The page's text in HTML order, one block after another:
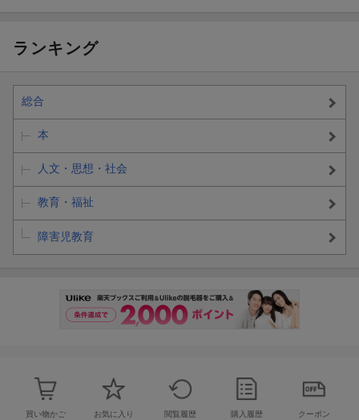
ランキング
総合
本
人文・思想・社会
教育・福祉
障害児教育
買い物かご お気に入り 閲覧履歴 購入履歴 クーポン